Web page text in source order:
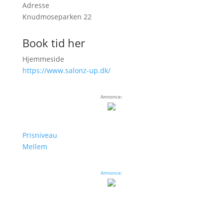
Adresse
Knudmoseparken 22
Book tid her
Hjemmeside
https://www.salonz-up.dk/
Annonce:
Prisniveau
Mellem
Annonce: